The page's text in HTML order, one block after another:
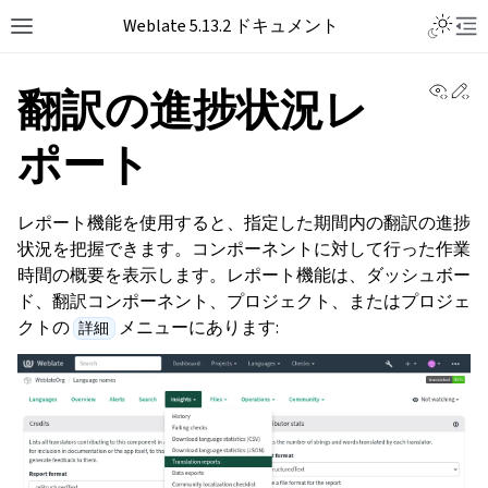
Toggle site navigation sidebar
Weblate 5.13.2 ドキュメント
翻訳の進捗状況レ
ポート
レポート機能を使用すると、指定した期間内の翻訳の進捗
状況を把握できます。コンポーネントに対して行った作業
時間の概要を表示します。レポート機能は、ダッシュボー
ド、翻訳コンポーネント、プロジェクト、またはプロジェ
クトの 詳細 メニューにあります: